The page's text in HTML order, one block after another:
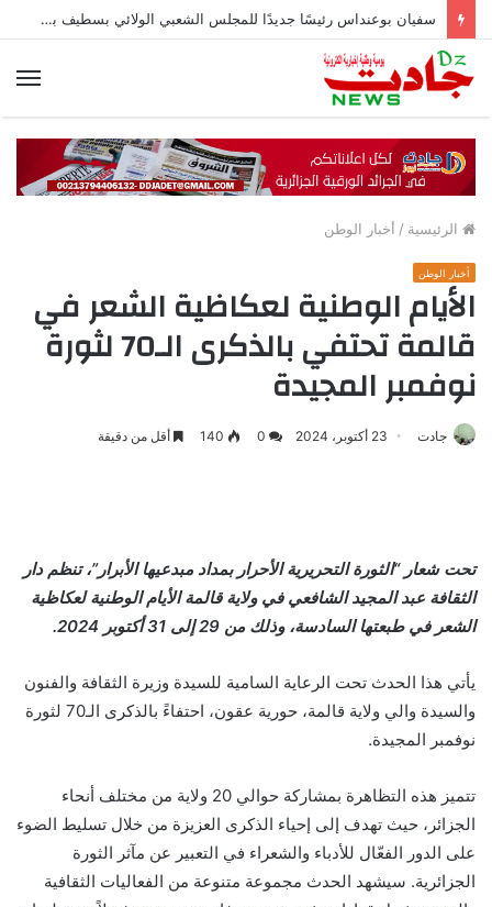
سفيان بوعنداس رئيسًا جديدًا للمجلس الشعبي الولائي بسطيف بالأغلبية
الرئيسية / أخبار الوطن
أخبار الوطن
الأيام الوطنية لعكاظية الشعر في
قالمة تحتفي بالذكرى الـ70 لثورة
نوفمبر المجيدة
جادت 23 أكتوبر، 2024 0
140 أقل من دقيقة
تحت شعار “الثورة التحريرية الأحرار بمداد مبدعيها الأبرار”، تنظم دار
الثقافة عبد المجيد الشافعي في ولاية قالمة الأيام الوطنية لعكاظية
الشعر في طبعتها السادسة، وذلك من 29 إلى 31 أكتوبر 2024.
يأتي هذا الحدث تحت الرعاية السامية للسيدة وزيرة الثقافة والفنون
والسيدة والي ولاية قالمة، حورية عقون، احتفاءً بالذكرى الـ70 لثورة
نوفمبر المجيدة.
تتميز هذه التظاهرة بمشاركة حوالي 20 ولاية من مختلف أنحاء
الجزائر، حيث تهدف إلى إحياء الذكرى العزيزة من خلال تسليط الضوء
على الدور الفعّال للأدباء والشعراء في التعبير عن مآثر الثورة
الجزائرية. سيشهد الحدث مجموعة متنوعة من الفعاليات الثقافية